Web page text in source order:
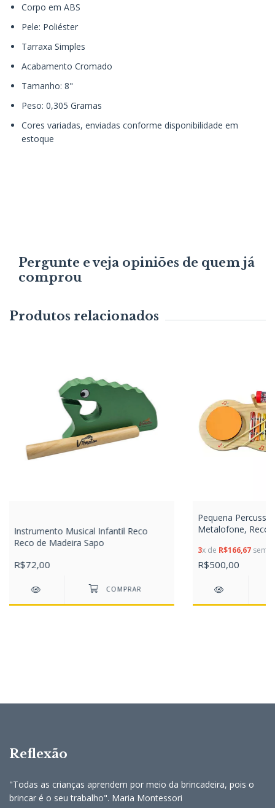
Corpo em ABS
Pele: Poliéster
Tarraxa Simples
Acabamento Cromado
Tamanho: 8"
Peso: 0,305 Gramas
Cores variadas, enviadas conforme disponibilidade em
estoque
Pergunte e veja opiniões de quem já
comprou
Produtos relacionados
Instrumento Musical Infantil Reco
Reco de Madeira Sapo
R$72,00
Pequena
Metalofone,
3x de R$166,67sem
R$500,00
Reflexão
"Todas as crianças aprendem por meio da brincadeira, pois o
brincar é o seu trabalho". Maria Montessori